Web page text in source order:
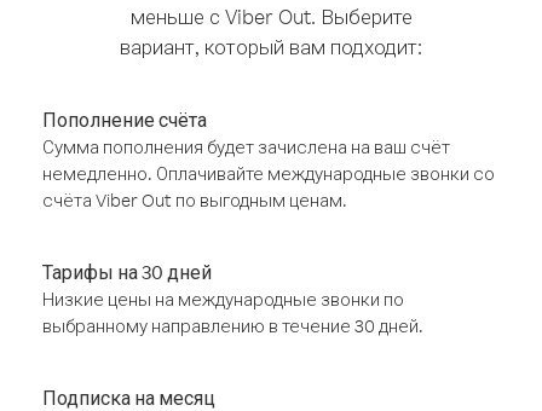
меньше с Viber Out. Выберите
вариант, который вам подходит:
Пополнение счёта
Сумма пополнения будет зачислена на ваш счёт
немедленно. Оплачивайте международные звонки со
счёта Viber Out по выгодным ценам.
Тарифы на 30 дней
Низкие цены на международные звонки по
выбранному направлению в течение 30 дней.
Подписка на месяц